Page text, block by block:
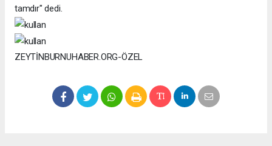
tamdır" dedi.
ZEYTİNBURNUHABER.ORG-ÖZEL